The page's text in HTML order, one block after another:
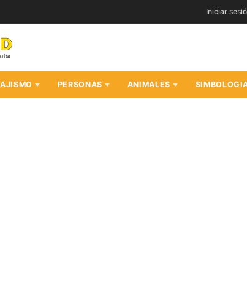
Iniciar
PERSONAS ANIMALES